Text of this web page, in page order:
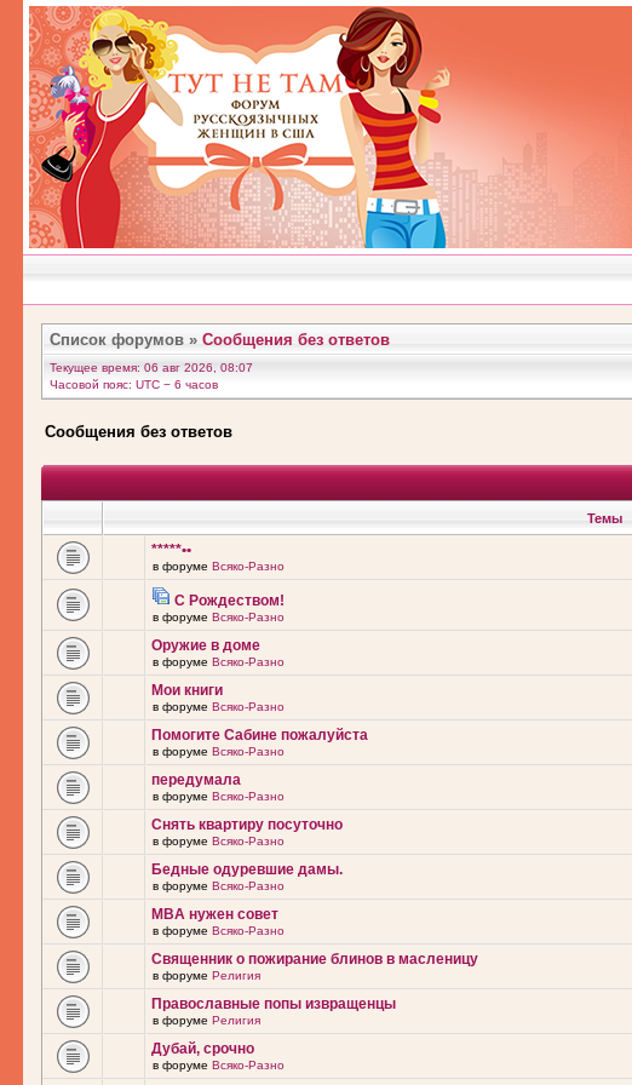
Список форумов » Сообщения без ответов
Текущее время: 06 авг 2026, 08:07
Часовой пояс: UTC − 6 часов
Сообщения без ответов
Темы
*****••
в форуме Всяко-Разно
С Рождеством!
в форуме Всяко-Разно
Оружие в доме
в форуме Всяко-Разно
Мои книги
в форуме Всяко-Разно
Помогите Сабине пожалуйста
в форуме Всяко-Разно
передумала
в форуме Всяко-Разно
Снять квартиру посуточно
в форуме Всяко-Разно
Бедные одуревшие дамы.
в форуме Всяко-Разно
MBA нужен совет
в форуме Всяко-Разно
Священник о пожирание блинов в масленицу
в форуме Религия
Православные попы извращенцы
в форуме Религия
Дубай, срочно
в форуме Всяко-Разно